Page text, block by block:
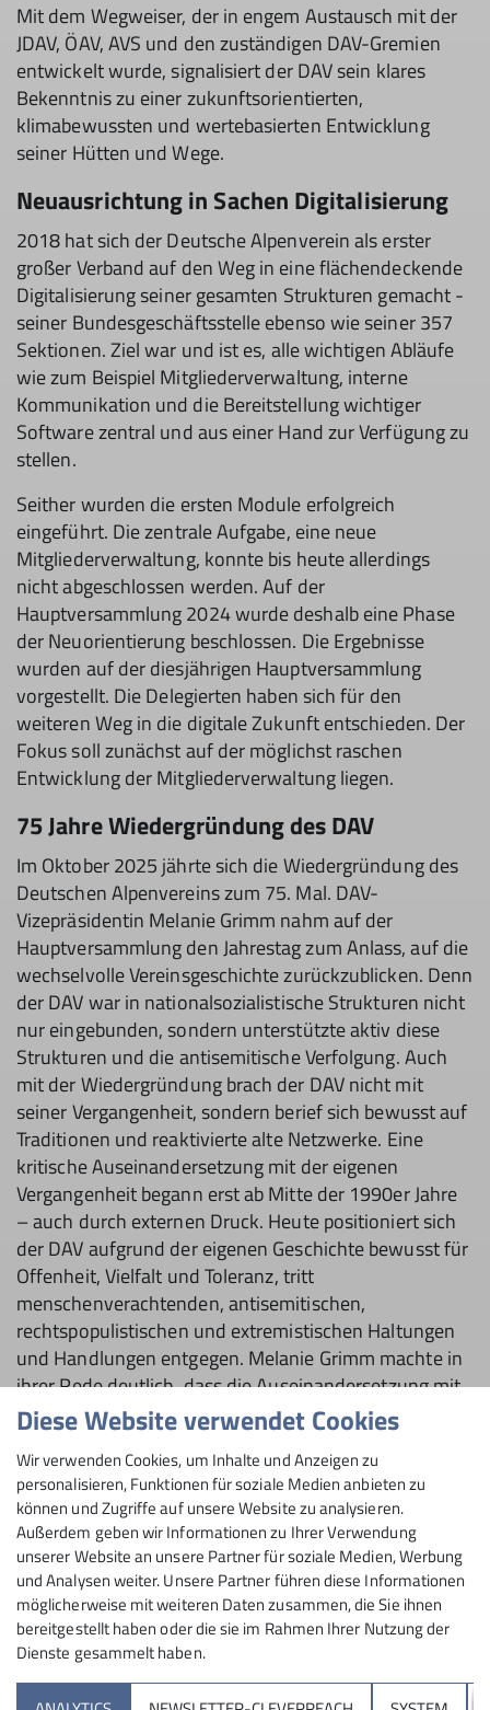
Mit dem Wegweiser, der in engem Austausch mit der
JDAV, ÖAV, AVS und den zuständigen DAV-Gremien
entwickelt wurde, signalisiert der DAV sein klares
Bekenntnis zu einer zukunftsorientierten,
klimabewussten und wertebasierten Entwicklung
seiner Hütten und Wege.
Neuausrichtung in Sachen Digitalisierung
2018 hat sich der Deutsche Alpenverein als erster
großer Verband auf den Weg in eine flächendeckende
Digitalisierung seiner gesamten Strukturen gemacht -
seiner Bundesgeschäftsstelle ebenso wie seiner 357
Sektionen. Ziel war und ist es, alle wichtigen Abläufe
wie zum Beispiel Mitgliederverwaltung, interne
Kommunikation und die Bereitstellung wichtiger
Software zentral und aus einer Hand zur Verfügung zu
stellen.
Seither wurden die ersten Module erfolgreich
eingeführt. Die zentrale Aufgabe, eine neue
Mitgliederverwaltung, konnte bis heute allerdings
nicht abgeschlossen werden. Auf der
Hauptversammlung 2024 wurde deshalb eine Phase
der Neuorientierung beschlossen. Die Ergebnisse
wurden auf der diesjährigen Hauptversammlung
vorgestellt. Die Delegierten haben sich für den
weiteren Weg in die digitale Zukunft entschieden. Der
Fokus soll zunächst auf der möglichst raschen
Entwicklung der Mitgliederverwaltung liegen.
75 Jahre Wiedergründung des DAV
Im Oktober 2025 jährte sich die Wiedergründung des
Deutschen Alpenvereins zum 75. Mal. DAV-
Vizepräsidentin Melanie Grimm nahm auf der
Hauptversammlung den Jahrestag zum Anlass, auf die
wechselvolle Vereinsgeschichte zurückzublicken. Denn
der DAV war in nationalsozialistische Strukturen nicht
nur eingebunden, sondern unterstützte aktiv diese
Strukturen und die antisemitische Verfolgung. Auch
mit der Wiedergründung brach der DAV nicht mit
seiner Vergangenheit, sondern berief sich bewusst auf
Traditionen und reaktivierte alte Netzwerke. Eine
kritische Auseinandersetzung mit der eigenen
Vergangenheit begann erst ab Mitte der 1990er Jahre
– auch durch externen Druck. Heute positioniert sich
der DAV aufgrund der eigenen Geschichte bewusst für
Offenheit, Vielfalt und Toleranz, tritt
menschenverachtenden, antisemitischen,
rechtspopulistischen und extremistischen Haltungen
und Handlungen entgegen. Melanie Grimm machte in
ihrer Rede deutlich, dass die Auseinandersetzung mit
der Vergangenheit ein Prozess ist, der nie
abgeschlossen sein wird. „Nur indem wir uns der
Vergangenheit stellen, die Verantwortung dafür
übernehmen und auch die dunklen Seiten beleuchten,
können wir wachsamen Auges in die Zukunft blicken
und stark für unsere Werte einstehen“, so Melanie
Grimm. „Wir fördern Bergsport in Verantwortung für
Natur und Gesellschaft – und leben ein respektvolles,
vielfältiges, inklusives und offenes Miteinander.“
Hintergrundinfrmationen zu diesem Thema
Diese Website verwendet Cookies
Wir verwenden Cookies, um Inhalte und Anzeigen zu
personalisieren, Funktionen für soziale Medien anbieten zu
können und Zugriffe auf unsere Website zu analysieren.
Außerdem geben wir Informationen zu Ihrer Verwendung
unserer Website an unsere Partner für soziale Medien, Werbung
und Analysen weiter. Unsere Partner führen diese Informationen
möglicherweise mit weiteren Daten zusammen, die Sie ihnen
bereitgestellt haben oder die sie im Rahmen Ihrer Nutzung der
Dienste gesammelt haben.